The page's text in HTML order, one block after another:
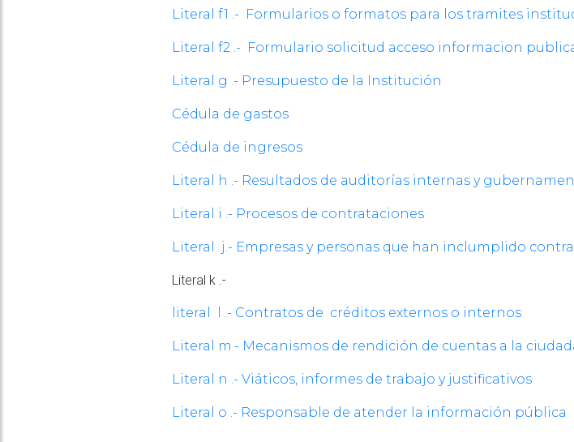
Literal f1 .- Formularios o formatos para los tramites
Literal f2 .- Formulario solicitud acceso informacion
Literal g .- Presupuesto de la Institución
Cédula de gastos
Cédula de ingresos
Literal h .- Resultados de auditorías internas y
Literal i .- Procesos de contrataciones
Literal j.- Empresas y personas que han inclumplido
Literal k .-
literal l .- Contratos de créditos externos o internos
Literal m.- Mecanismos de rendición de cuentas a la
Literal n .- Viáticos, informes de trabajo y justificativos
Literal o .- Responsable de atender la información pública